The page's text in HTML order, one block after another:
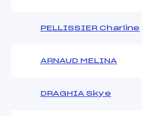
PELLISSIER Charline
ARNAUD MELINA
DRAGHIA Skye